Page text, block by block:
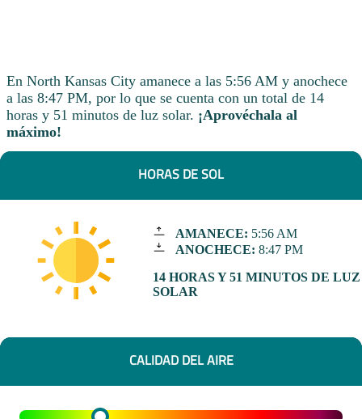
En North Kansas City amanece a las 5:56 AM y anochece
a las 8:47 PM, por lo que se cuenta con un total de 14
horas y 51 minutos de luz solar. ¡Aprovéchala al
máximo!
HORAS DE SOL
AMANECE: 5:56 AM
ANOCHECE: 8:47 PM
14 HORAS Y 51 MINUTOS DE LUZ
SOLAR
CALIDAD DEL AIRE